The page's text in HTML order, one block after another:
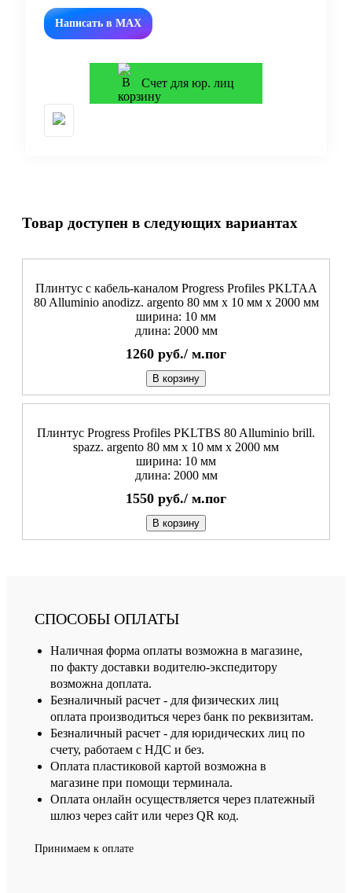
Написать в MAX
Счет для юр. лиц
Товар доступен в следующих вариантах
Плинтус с кабель-каналом Progress Profiles PKLTAA
80 Alluminio anodizz. argento 80 мм x 10 мм х 2000 мм
ширина: 10 мм
длина: 2000 мм
1260 руб./ м.пог
В корзину
Плинтус Progress Profiles PKLTBS 80 Alluminio brill.
spazz. argento 80 мм x 10 мм х 2000 мм
ширина: 10 мм
длина: 2000 мм
1550 руб./ м.пог
В корзину
СПОСОБЫ ОПЛАТЫ
Наличная форма оплаты возможна в магазине,
по факту доставки водителю-экспедитору
возможна доплата.
Безналичный расчет - для физических лиц
оплата производиться через банк по реквизитам.
Безналичный расчет - для юридических лиц по
счету, работаем с НДС и без.
Оплата пластиковой картой возможна в
магазине при помощи терминала.
Оплата онлайн осуществляется через платежный
шлюз через сайт или через QR код.
Принимаем к оплате